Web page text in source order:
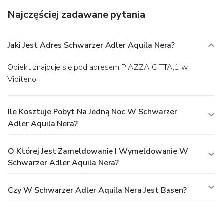
including a conference center. A train station pick-up service
is available for a surcharge.
Najczęściej zadawane pytania
Jaki Jest Adres Schwarzer Adler Aquila Nera?
Obiekt znajduje się pod adresem PIAZZA CITTA,1 w
Vipiteno.
Ile Kosztuje Pobyt Na Jedną Noc W Schwarzer
Adler Aquila Nera?
O Której Jest Zameldowanie I Wymeldowanie W
Schwarzer Adler Aquila Nera?
Czy W Schwarzer Adler Aquila Nera Jest Basen?